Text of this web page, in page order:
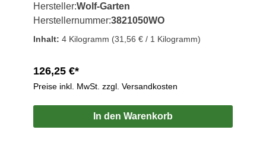
Hersteller:Wolf-Garten
Herstellernummer:3821050WO
Inhalt: 4 Kilogramm (31,56 € / 1 Kilogramm)
126,25 €*
Preise inkl. MwSt. zzgl. Versandkosten
In den Warenkorb